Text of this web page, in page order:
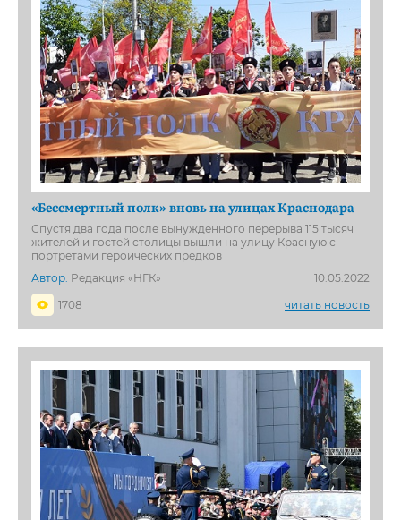
«Бессмертный полк» вновь на улицах Краснодара
Спустя два года после вынужденного перерыва 115 тысяч
жителей и гостей столицы вышли на улицу Красную с
портретами героических предков
Автор: Редакция «НГК»
10.05.2022
1708
читать новость